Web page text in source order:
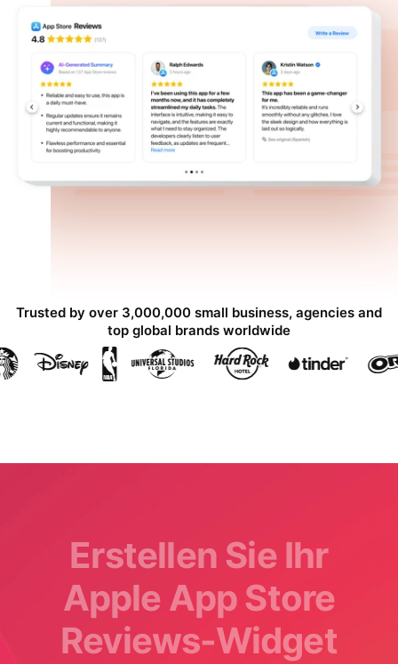
Trusted by over 3,000,000 small business, agencies and
top global brands worldwide
Erstellen Sie Ihr
Apple App Store
Reviews-Widget